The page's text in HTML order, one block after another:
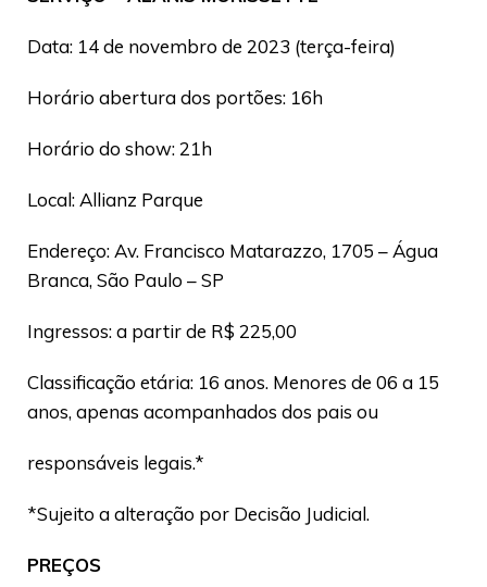
Data: 14 de novembro de 2023 (terça-feira)
Horário abertura dos portões: 16h
Horário do show: 21h
Local: Allianz Parque
Endereço: Av. Francisco Matarazzo, 1705 – Água
Branca, São Paulo – SP
Ingressos: a partir de R$ 225,00
Classificação etária: 16 anos. Menores de 06 a 15
anos, apenas acompanhados dos pais ou
responsáveis legais.*
*Sujeito a alteração por Decisão Judicial.
PREÇOS